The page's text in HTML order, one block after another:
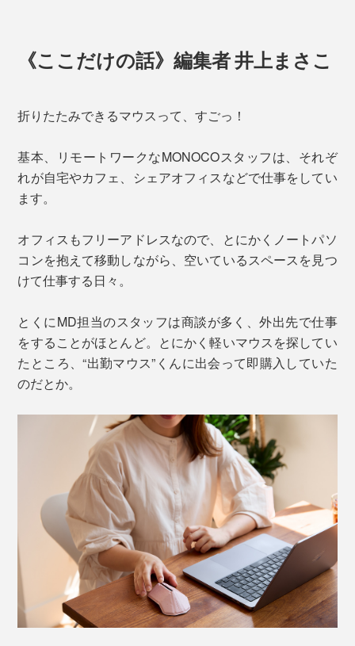
《ここだけの話》編集者 井上まさこ
折りたたみできるマウスって、すごっ！
基本、リモートワークなMONOCOスタッフは、それぞ
れが自宅やカフェ、シェアオフィスなどで仕事をしてい
ます。
オフィスもフリーアドレスなので、とにかくノートパソ
コンを抱えて移動しながら、空いているスペースを見つ
けて仕事する日々。
とくにMD担当のスタッフは商談が多く、外出先で仕事
をすることがほとんど。とにかく軽いマウスを探してい
たところ、“出勤マウス”くんに出会って即購入していた
のだとか。